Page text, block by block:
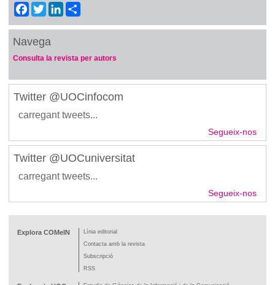
Facebook
TwitterLinkedIn
Navega
Consulta la revista per autors
Twitter @UOCinfocom
carregant tweets...
Segueix-nos
Twitter @UOCuniversitat
carregant tweets...
Segueix-nos
Explora COMeIN
Línia editorial
Contacta amb la revista
Subscripció
RSS